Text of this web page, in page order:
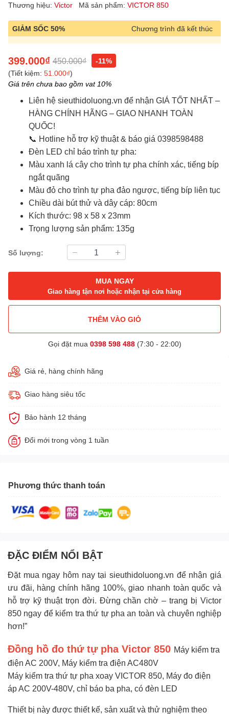
Thương hiệu: Victor Mã sản phẩm: VICTOR 850
GIẢM SỐC 50% Chương trình đã kết thúc
399.000₫ 450.000₫
-11%
(Tiết kiệm: 51.000₫)
Giá trên chưa bao gồm vat 10%
Liên hệ sieuthidoluong.vn để nhận GIÁ TỐT NHẤT –
HÀNG CHÍNH HÃNG – GIAO NHANH TOÀN
QUỐC!
📞 Hotline hỗ trợ kỹ thuật & báo giá 0398598488
Đèn LED chỉ báo trình tự pha:
Màu xanh lá cây cho trình tự pha chính xác, tiếng bíp
ngắt quãng
Màu đỏ cho trình tự pha đảo ngược, tiếng bíp liên tục
Chiều dài bút thử và dây cáp: 80cm
Kích thước: 98 x 58 x 23mm
Trọng lượng sản phẩm: 135g
Số lượng:
MUA NGAY
Giao hàng tận nơi hoặc nhận tại cửa hàng
THÊM VÀO GIỎ
Gọi đặt mua 0398 598 488(7:30 - 22:00)
Giá rẻ, hàng chính hãng
Giao hàng siêu tốc
Bảo hành 12 tháng
Đổi mới trong vòng 1 tuần
Phương thức thanh toán
ĐẶC ĐIỂM NỔI BẬT
Đặt mua ngay hôm nay tại sieuthidoluong.vn để nhận giá
ưu đãi, hàng chính hãng 100%, giao nhanh toàn quốc và
hỗ trợ kỹ thuật trọn đời. Đừng chần chờ – trang bị Victor
850 ngay để kiểm tra thứ tự pha an toàn và chuyên nghiệp
hơn!”
Đồng hồ đo thứ tự phaVictor 850 Máy kiểm tra
điện AC 200V, Máy kiểm tra điện AC480V
Máy kiểm tra thứ tự pha xoay VICTOR 850, Máy đo điện
áp AC 200V-480V, chỉ báo ba pha, có đèn LED
Thiết bị này được thiết kế, sản xuất và thử nghiệm theo